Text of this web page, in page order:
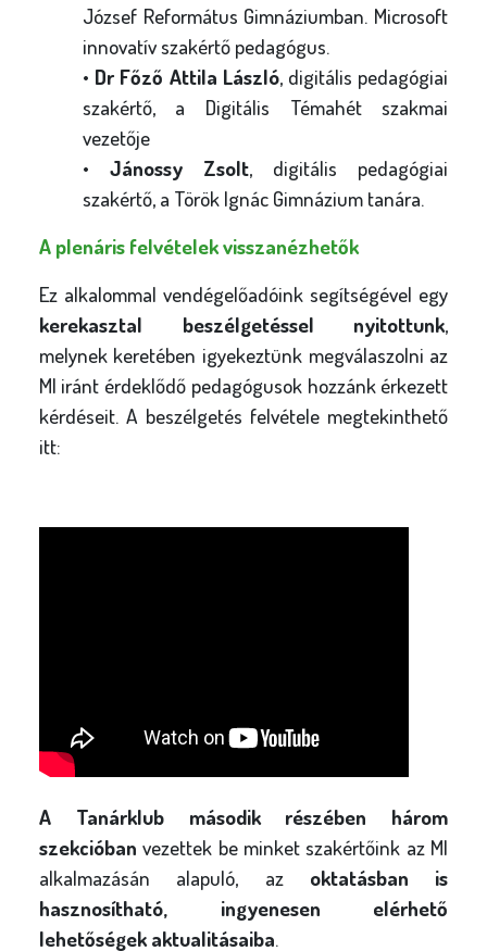
József Református Gimnáziumban. Microsoft
innovatív szakértő pedagógus.
• Dr Főző Attila László, digitális pedagógiai
szakértő, a Digitális Témahét szakmai
vezetője
• Jánossy Zsolt, digitális pedagógiai
szakértő, a Török Ignác Gimnázium tanára.
A plenáris felvételek visszanézhetők
Ez alkalommal vendégelőadóink segítségével egy
kerekasztal beszélgetéssel nyitottunk,
melynek keretében igyekeztünk megválaszolni az
MI iránt érdeklődő pedagógusok hozzánk érkezett
kérdéseit. A beszélgetés felvétele megtekinthető
itt:
A Tanárklub második részében három
szekcióban vezettek be minket szakértőink az MI
alkalmazásán alapuló, az oktatásban is
hasznosítható, ingyenesen elérhető
lehetőségek aktualitásaiba.